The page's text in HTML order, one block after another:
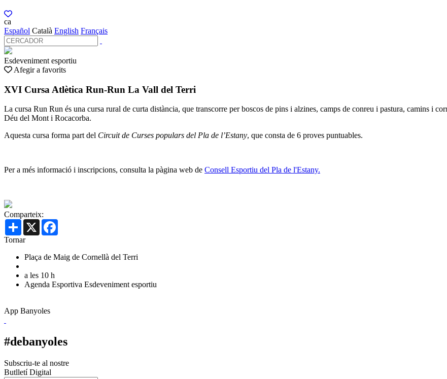
ca
Español Català English Français
Esdeveniment esportiu
Afegir a favorits
XVI Cursa Atlètica Run-Run La Vall del Terri
La cursa Run Run és una cursa rural de curta distància, que transcorre per boscos de pins i alzines, camps de conreu i pastura, camins i
Déu del Mont i Rocacorba.
Aquesta cursa forma part del Circuit de Curses populars del Pla de l’Estany, que consta de 6 proves puntuables.
Per a més informació i inscripcions, consulta la pàgina web de Consell Esportiu del Pla de l'Estany.
Comparteix:
Share X
Tornar
Plaça de Maig de Cornellà del Terri
a les 10 h
Agenda Esportiva Esdeveniment esportiu
App Banyoles
#debanyoles
Subscriu-te al nostre
Butlletí Digital